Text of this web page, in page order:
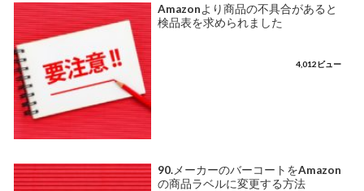
Amazonより商品の不具合があると
検品表を求められました
4,012ビュー
90.メーカーのバーコートをAmazon
の商品ラベルに変更する方法